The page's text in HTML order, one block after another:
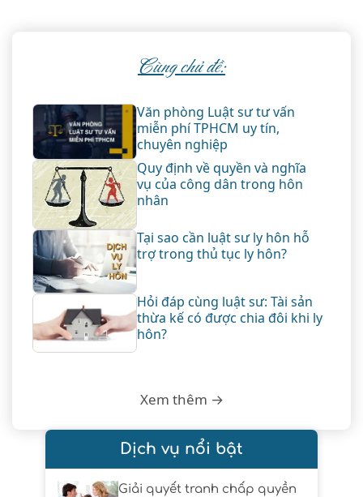
Cùng chủ đề:
Văn phòng Luật sư tư vấn
miễn phí TPHCM uy tín,
chuyên nghiệp
Quy định về quyền và nghĩa
vụ của công dân trong hôn
nhân
Tại sao cần luật sư ly hôn hỗ
trợ trong thủ tục ly hôn?
Hỏi đáp cùng luật sư: Tài sản
thừa kế có được chia đôi khi ly
hôn?
Xem thêm →
Dịch vụ nổi bật
Giải quyết tranh chấp quyền